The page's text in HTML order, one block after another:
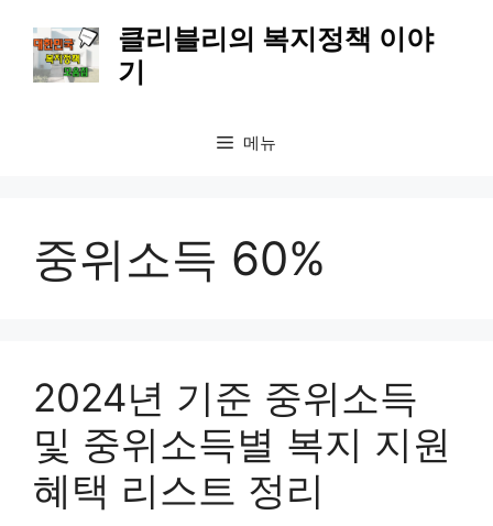
클리블리의 복지정책 이야
기
메뉴
중위소득 60%
2024년 기준 중위소득
및 중위소득별 복지 지원
혜택 리스트 정리